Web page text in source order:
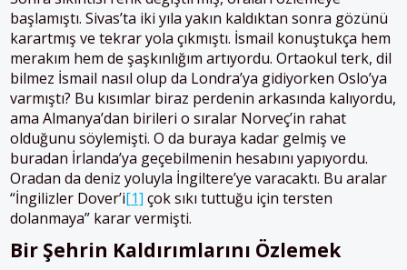
başlamıştı. Sivas’ta iki yıla yakın kaldıktan sonra gözünü
karartmış ve tekrar yola çıkmıştı. İsmail konuştukça hem
merakım hem de şaşkınlığım artıyordu. Ortaokul terk, dil
bilmez İsmail nasıl olup da Londra’ya gidiyorken Oslo’ya
varmıştı? Bu kısımlar biraz perdenin arkasında kalıyordu,
ama Almanya’dan birileri o sıralar Norveç’in rahat
olduğunu söylemişti. O da buraya kadar gelmiş ve
buradan İrlanda’ya geçebilmenin hesabını yapıyordu.
Oradan da deniz yoluyla İngiltere’ye varacaktı. Bu aralar
“İngilizler Dover’i[1] çok sıkı tuttuğu için tersten
dolanmaya” karar vermişti.
Bir Şehrin Kaldırımlarını Özlemek